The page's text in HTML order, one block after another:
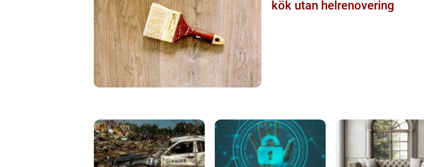
kök utan helrenovering